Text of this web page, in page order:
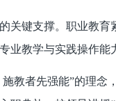
关键支撑。职业教
教学与实践操作能
教者先强能”的理念